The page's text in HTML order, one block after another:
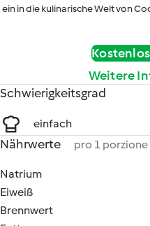
ein in die kulinarische Welt von
Weitere
Schwierigkeitsgrad
einfach
Nährwerte pro 1 porzione
Natrium
Eiweiß
Brennwert